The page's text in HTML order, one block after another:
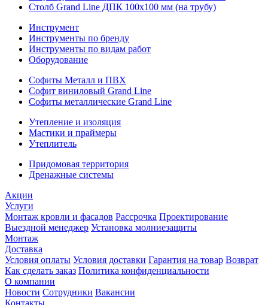
Столб Grand Line ДПК 100х100 мм (на трубу)
Инструмент
Инструменты по бренду
Инструменты по видам работ
Оборудование
Софиты Металл и ПВХ
Софит виниловый Grand Line
Софиты металлические Grand Line
Утепление и изоляция
Мастики и праймеры
Утеплитель
Придомовая территория
Дренажные системы
Акции
Услуги
Монтаж кровли и фасадов Рассрочка Проектирование
Выездной менеджер Установка молниезащиты
Монтаж
Доставка
Условия оплаты Условия доставки Гарантия на товар Возврат
Как сделать заказ Политика конфиденциальности
О компании
Новости Сотрудники Вакансии
Контакты